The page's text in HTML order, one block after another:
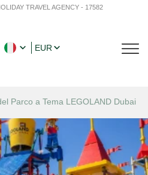
TRAVEL AGENCY - 17582
EUR
Parco a Tema LEGOLAND Dubai